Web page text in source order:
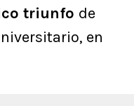
triunfo de
en